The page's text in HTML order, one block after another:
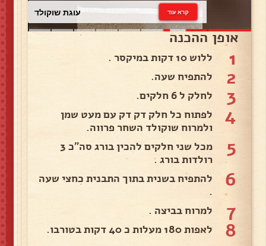
עוגת שוקולד קרא עוד
אופן ההכנה
1 ללוש 10 דקות במיקסר .
2 להתפיח שעה.
3 לחלק ל 6 חלקים.
4
לפתוח כל חלק דק דק עם מעט שמן
ולמרוח שוקולד השחר פרווה.
5
מכל שני חלקים להכין בורג סה״כ 3
רולדות בורג .
6
להתפיח בשנית בתוך התבנית כחצי שעה
.
7 למרוח בביצה .
8 לאפות 180 מעלות כ 40 דקות בטורבו.